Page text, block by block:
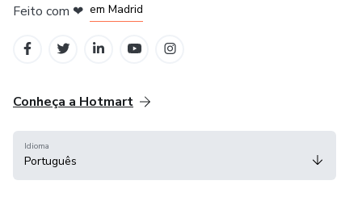
Feito com ❤ em Madrid
Conheça a Hotmart
Idioma
Português